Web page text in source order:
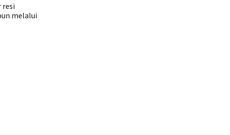
resi
melalui